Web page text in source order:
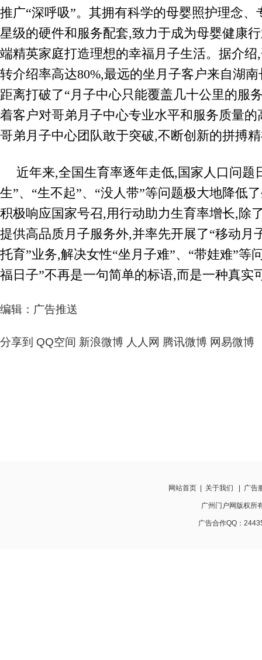
推广“深呼吸”。其拥有科学的母婴照护理念
星级的硬件和服务配套,致力于成为母婴健康
端精英家庭打造理想的幸福月子生活。据介
转介绍率高达80%,最远的坐月子客户来自湖
距离打破了“月子中心只能覆盖几十公里的服
着客户对哥弟月子中心专业水平和服务质量
哥弟月子中心团队敢于突破,不断创新的拼搏
近年来,全国生育率逐年走低,国家人口问题
生”、“生不起”、“没人带”等问题极大地降低
积极响应国家号召,用行动助力生育率增长,除
提供高品质月子服务外,并率先开展了“移动月
托育”业务,解决女性“坐月子难”、“带娃难”等
福日子”不再是一句简单的标语,而是一种真实
编辑：广告推送
分享到 QQ空间 新浪微博 人人网 腾讯微博 网易微博
网站首页 关于我们 广告
广州门户网版权
广告合作QQ：